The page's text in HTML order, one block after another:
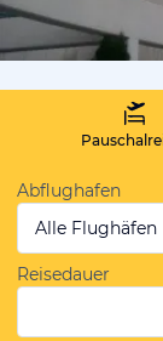
Abflughafen
Alle Flughäfen
Reisedauer